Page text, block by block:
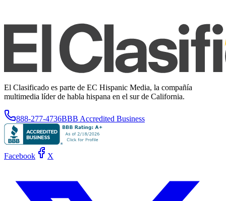
El Clasificado es parte de EC Hispanic Media, la compañía
multimedia líder de habla hispana en el sur de California.
888-277-4736BBB Accredited Business
Facebook X